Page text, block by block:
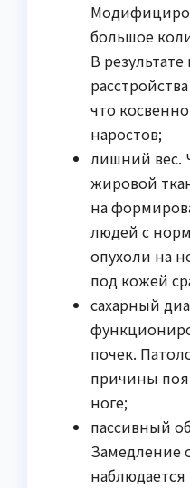
большое
В
что
наростов;
лишний вес.
жировой
на
людей с
опухоли на
под кожей
сахарный
почек.
причины
ноге;
пассивный
Замедление